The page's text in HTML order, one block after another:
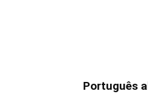
Português